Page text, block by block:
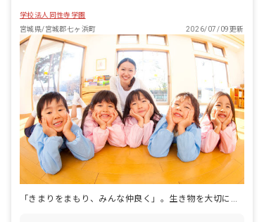
学校法人同性寺学園
宮城県/宮城郡七ヶ浜町
2026/07/09更新